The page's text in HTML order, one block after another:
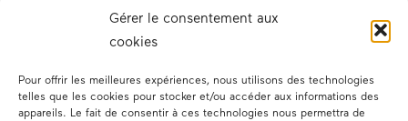
Gérer le consentement aux
cookies
Pour offrir les meilleures expériences, nous utilisons des technologies
telles que les cookies pour stocker et/ou accéder aux informations des
appareils. Le fait de consentir à ces technologies nous permettra de